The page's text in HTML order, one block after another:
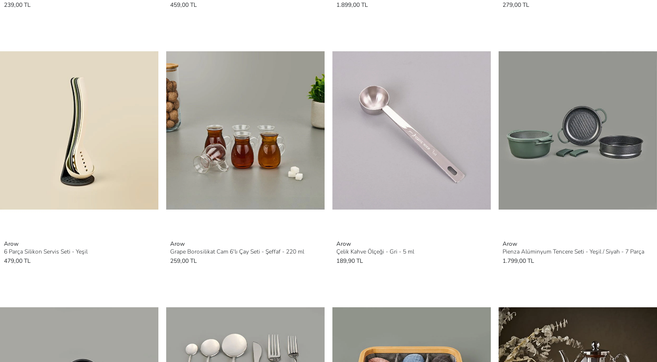
239,00 TL
459,00 TL
1.899,00 TL
279,00 TL
Arow
6 Parça Silikon Servis Seti - Yeşil
479,00 TL
Arow
Grape Borosilikat Cam 6'lı Çay Seti - Şeffaf - 220 ml
259,00 TL
Arow
Çelik Kahve Ölçeği - Gri - 5 ml
189,90 TL
Arow
Pienza Alüminyum Tencere Seti - Yeşil / Siyah - 7 Parça
1.799,00 TL